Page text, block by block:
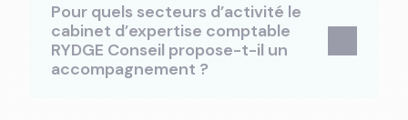
Pour quels secteurs d’activité le
cabinet d’expertise comptable
RYDGE Conseil propose-t-il un
accompagnement ?